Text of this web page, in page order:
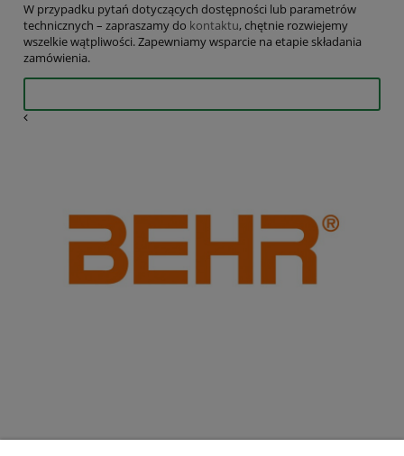
W przypadku pytań dotyczących dostępności lub parametrów
technicznych – zapraszamy do kontaktu, chętnie rozwiejemy
wszelkie wątpliwości. Zapewniamy wsparcie na etapie składania
zamówienia.